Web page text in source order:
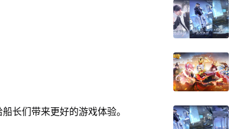
长们带来更好的游戏体验。